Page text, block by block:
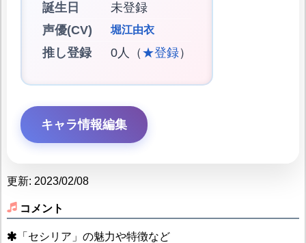
誕生日
未登録
声優(CV)
堀江由衣
推し登録 0人（ ★登録）
キャラ情報編集
更新: 2023/02/08
コメント
「セシリア」の魅力や特徴など